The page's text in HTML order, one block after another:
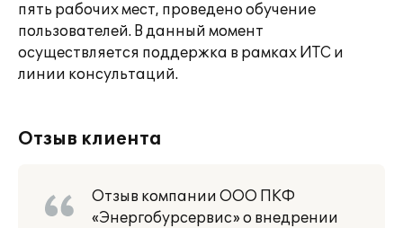
пять рабочих мест, проведено обучение
пользователей. В данный момент
осуществляется поддержка в рамках ИТС и
линии консультаций.
Отзыв клиента
Отзыв компании ООО ПКФ
«Энергобурсервис» о внедрении